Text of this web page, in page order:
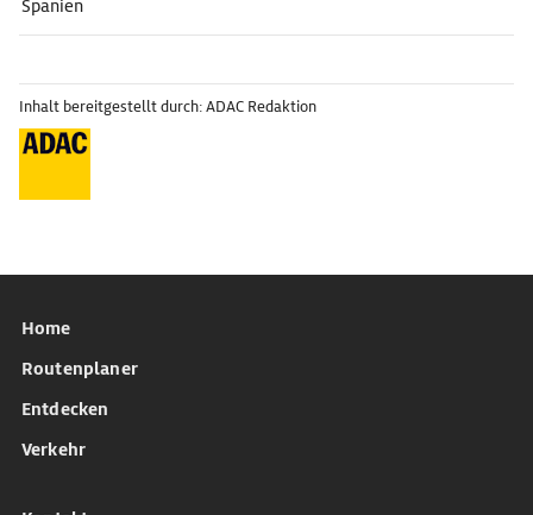
Spanien
Inhalt bereitgestellt durch: ADAC Redaktion
Home
Routenplaner
Entdecken
Verkehr